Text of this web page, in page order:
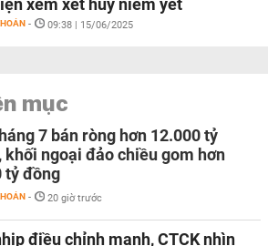
xem xét hủy niêm yết
- 09:38 | 15/06/2025
mục
7 bán ròng hơn 12.000 tỷ
khối ngoại đảo chiều gom hơn
tỷ đồng
- 20 giờ trước
điều chỉnh mạnh, CTCK nhìn